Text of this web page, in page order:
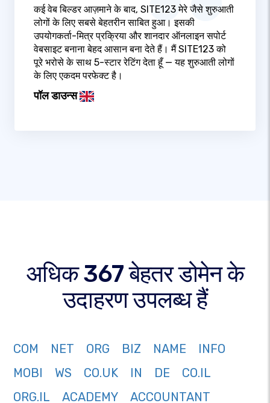
कई वेब बिल्डर आज़माने के बाद, SITE123 मेरे जैसे शुरुआती
लोगों के लिए सबसे बेहतरीन साबित हुआ। इसकी
उपयोगकर्ता-मित्र प्रक्रिया और शानदार ऑनलाइन सपोर्ट
वेबसाइट बनाना बेहद आसान बना देते हैं। मैं SITE123 को
पूरे भरोसे के साथ 5-स्टार रेटिंग देता हूँ — यह शुरुआती लोगों
के लिए एकदम परफेक्ट है।
पॉल डाउन्स
अधिक 367 बेहतर डोमेन के
उदाहरण उपलब्ध हैं
COM NET ORG BIZ NAME
INFO
MOBI
WS CO.UK IN DE
CO.IL
ORG.IL
ACADEMY
ACCOUNTANT